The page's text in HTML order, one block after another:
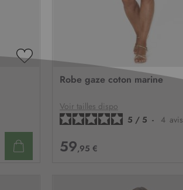
D’ENVIE
Robe gaze coton marine
Voir tailles dispo
5 / 5 - 4 avis
59,95 €